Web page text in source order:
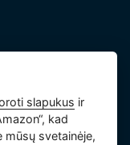
politika
slapukus ir
kad
svetainėje,